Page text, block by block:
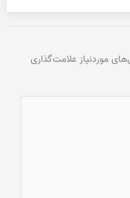
موردنیاز علامت‌گذاری